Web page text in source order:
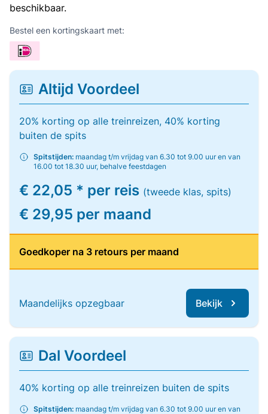
beschikbaar.
Bestel een kortingskaart met:
Altijd Voordeel
20% korting op alle treinreizen, 40% korting
buiten de spits
Spitstijden: maandag t/m vrijdag van 6.30 tot 9.00 uur en van
16.00 tot 18.30 uur, behalve feestdagen
€ 22,05 * per reis (tweede klas, spits)
€ 29,95 per maand
Goedkoper na 3 retours per maand
Maandelijks opzegbaar Bekijk
Dal Voordeel
40% korting op alle treinreizen buiten de spits
Spitstijden: maandag t/m vrijdag van 6.30 tot 9.00 uur en van